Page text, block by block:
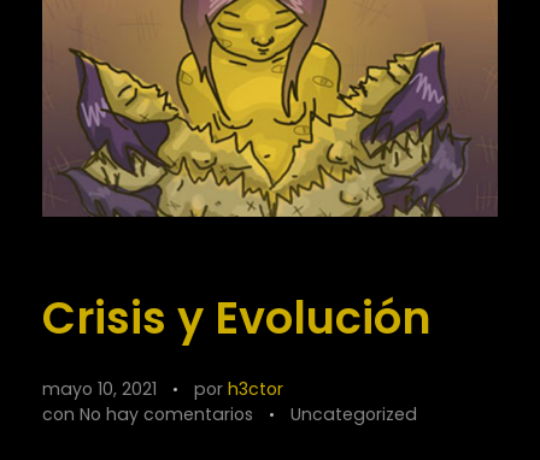
Crisis y Evolución
mayo 10, 2021 por h3ctor
con No hay comentarios Uncategorized